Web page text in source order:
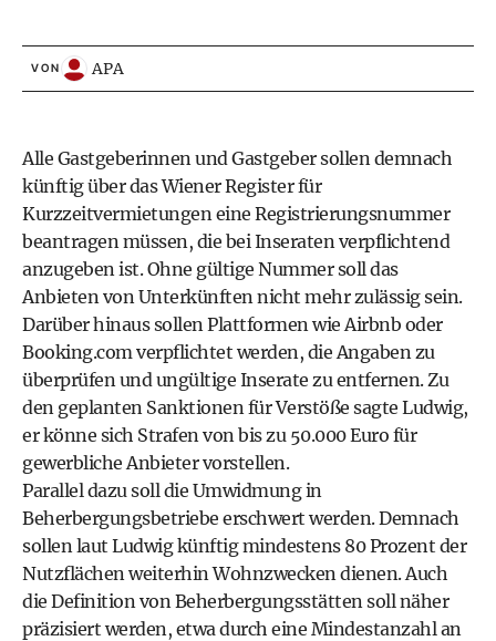
VON APA
Alle Gastgeberinnen und Gastgeber sollen demnach
künftig über das Wiener Register für
Kurzzeitvermietungen eine Registrierungsnummer
beantragen müssen, die bei Inseraten verpflichtend
anzugeben ist. Ohne gültige Nummer soll das
Anbieten von Unterkünften nicht mehr zulässig sein.
Darüber hinaus sollen Plattformen wie Airbnb oder
Booking.com verpflichtet werden, die Angaben zu
überprüfen und ungültige Inserate zu entfernen. Zu
den geplanten Sanktionen für Verstöße sagte Ludwig,
er könne sich Strafen von bis zu 50.000 Euro für
gewerbliche Anbieter vorstellen.
Parallel dazu soll die Umwidmung in
Beherbergungsbetriebe erschwert werden. Demnach
sollen laut Ludwig künftig mindestens 80 Prozent der
Nutzflächen weiterhin Wohnzwecken dienen. Auch
die Definition von Beherbergungsstätten soll näher
präzisiert werden, etwa durch eine Mindestanzahl an